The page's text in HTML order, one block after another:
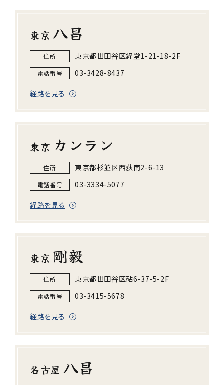
東京 八昌
住所 東京都世田谷区経堂1-21-18-2F
電話番号 03-3428-8437
経路を見る
東京 カンラン
住所 東京都杉並区西荻南2-6-13
電話番号 03-3334-5077
経路を見る
東京 剛毅
住所 東京都世田谷区砧6-37-5-2F
電話番号 03-3415-5678
経路を見る
名古屋 八昌